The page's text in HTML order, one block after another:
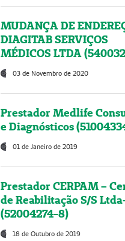
MUDANÇA DE
DIAGITAB SERVIÇOS
MÉDICOS LTDA
03 de Novembro de 2020
Prestador Medlife
e Diagnósticos
01 de Janeiro de 2019
Prestador CERPAM –
de Reabilitação S/S
(52004274-8)
18 de Outubro de 2019